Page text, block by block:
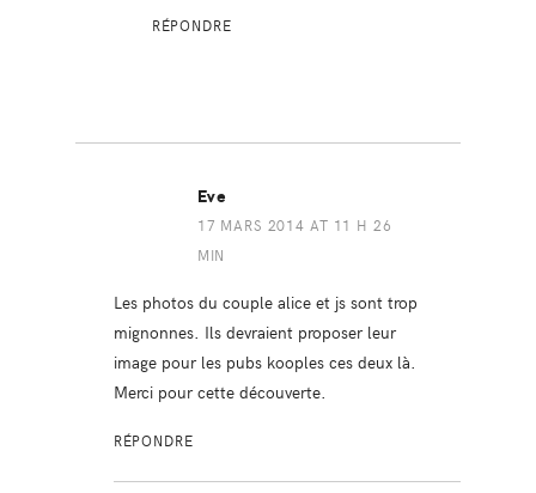
RÉPONDRE
Eve
17 MARS 2014 AT 11 H 26
MIN
Les photos du couple alice et js sont trop
mignonnes. Ils devraient proposer leur
image pour les pubs kooples ces deux là.
Merci pour cette découverte.
RÉPONDRE